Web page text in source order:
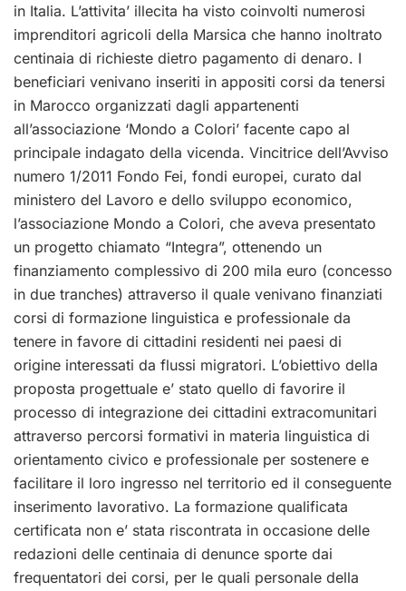
in Italia. L’attivita’ illecita ha visto coinvolti numerosi
imprenditori agricoli della Marsica che hanno inoltrato
centinaia di richieste dietro pagamento di denaro. I
beneficiari venivano inseriti in appositi corsi da tenersi
in Marocco organizzati dagli appartenenti
all’associazione ‘Mondo a Colori’ facente capo al
principale indagato della vicenda. Vincitrice dell’Avviso
numero 1/2011 Fondo Fei, fondi europei, curato dal
ministero del Lavoro e dello sviluppo economico,
l’associazione Mondo a Colori, che aveva presentato
un progetto chiamato “Integra”, ottenendo un
finanziamento complessivo di 200 mila euro (concesso
in due tranches) attraverso il quale venivano finanziati
corsi di formazione linguistica e professionale da
tenere in favore di cittadini residenti nei paesi di
origine interessati da flussi migratori. L’obiettivo della
proposta progettuale e’ stato quello di favorire il
processo di integrazione dei cittadini extracomunitari
attraverso percorsi formativi in materia linguistica di
orientamento civico e professionale per sostenere e
facilitare il loro ingresso nel territorio ed il conseguente
inserimento lavorativo. La formazione qualificata
certificata non e’ stata riscontrata in occasione delle
redazioni delle centinaia di denunce sporte dai
frequentatori dei corsi, per le quali personale della